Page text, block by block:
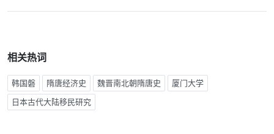
相关热词
韩国磐 隋唐经济史 魏晋南北朝隋唐史 厦门大学
日本古代大陆移民研究